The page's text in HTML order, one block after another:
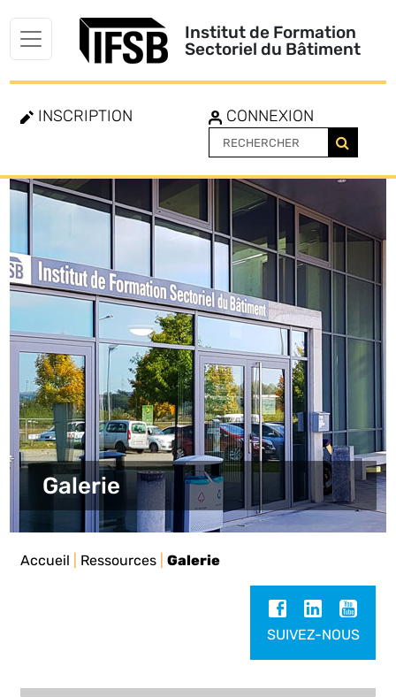
Institut de Formation
Sectoriel du Bâtiment
INSCRIPTION CONNEXION
navigation
Galerie
Accueil Ressources |Galerie
SUIVEZ-NOUS